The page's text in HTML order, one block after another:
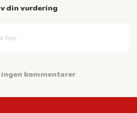
din vurdering
her
ingen kommentarer